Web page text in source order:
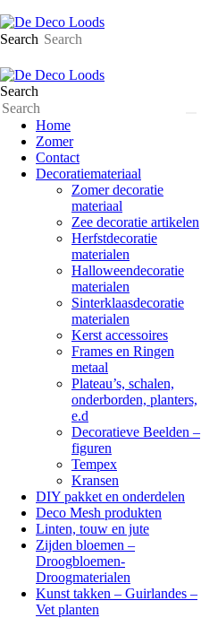
Search
Search
Home
Zomer
Contact
Decoratiemateriaal
Zomer decoratie
materiaal
Zee decoratie artikelen
Herfstdecoratie
materialen
Halloweendecoratie
materialen
Sinterklaasdecoratie
materialen
Kerst accessoires
Frames en Ringen
metaal
Plateau’s, schalen,
onderborden, planters,
e.d
Decoratieve Beelden –
figuren
Tempex
Kransen
DIY pakket en onderdelen
Deco Mesh produkten
Linten, touw en jute
Zijden bloemen –
Droogbloemen-
Droogmaterialen
Kunst takken – Guirlandes –
Vet planten